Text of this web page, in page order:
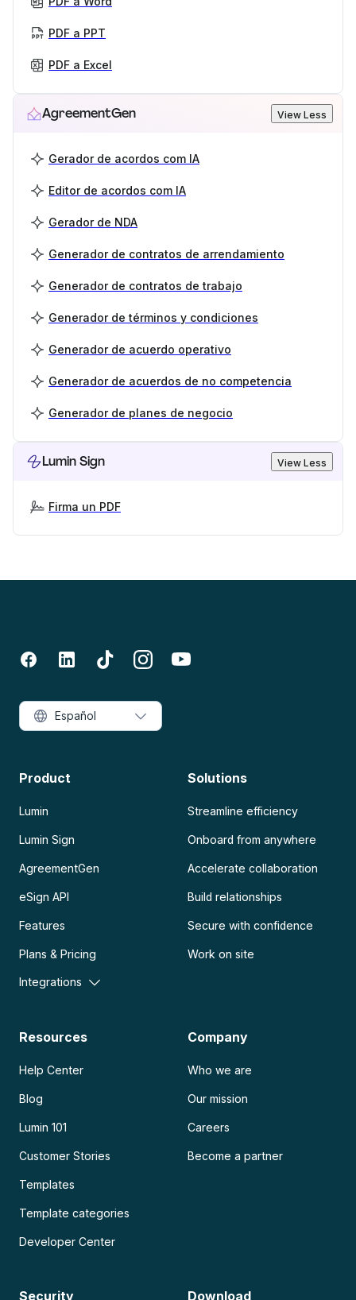
PDF a PPT
PDF a Excel
AgreementGen View Less
Gerador de acordos com IA
Editor de acordos com IA
Gerador de NDA
Generador de contratos de arrendamiento
Generador de contratos de trabajo
Generador de términos y condiciones
Generador de acuerdo operativo
Generador de acuerdos de no competencia
Generador de planes de negocio
Lumin Sign View Less
Firma un PDF
Product
Lumin
Lumin Sign
AgreementGen
eSign API
Features
Plans & Pricing
Integrations
Solutions
Streamline efficiency
Onboard from anywhere
Accelerate collaboration
Build relationships
Secure with confidence
Work on site
Resources
Help Center
Blog
Lumin 101
Customer Stories
Templates
Template categories
Developer Center
Company
Who we are
Our mission
Careers
Become a partner
Security Download
Español